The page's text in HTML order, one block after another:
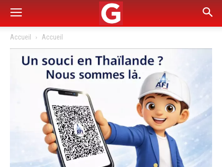
Accueil Accueil